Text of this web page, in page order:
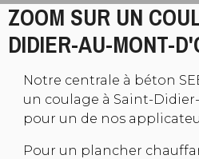
ZOOM SUR UN
DIDIER-AU-MONT-
Notre centrale à béton
un coulage à Saint-Didier-
pour un de nos
Pour un plancher